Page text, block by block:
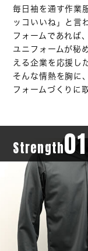
毎日袖を通す作業
ッコいいね」と言
フォームであれば
ユニフォームが秘
える企業を応援し
そんな情熱を胸に
フォームづくりに
Strength01